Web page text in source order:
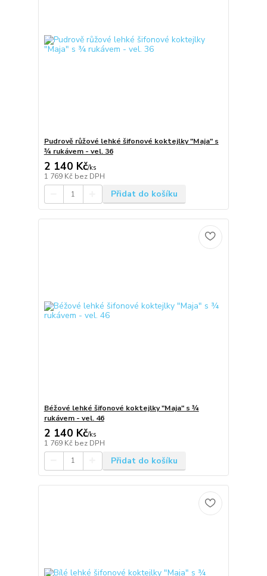
Pudrově růžové lehké šifonové koktejlky "Maja" s
¾ rukávem - vel. 36
2 140 Kč/ks
1 769 Kč bez DPH
Přidat do košíku
Béžové lehké šifonové koktejlky "Maja" s ¾
rukávem - vel. 46
2 140 Kč/ks
1 769 Kč bez DPH
Přidat do košíku